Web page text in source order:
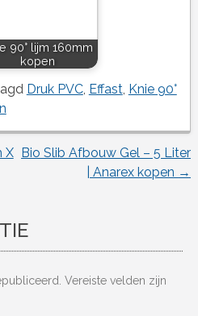
90° lijm 160mm
kopen
Druk PVC, Effast, Knie 90°
X
Bio Slib Afbouw Gel – 5 Liter
| Anarex kopen →
Vereiste velden zijn